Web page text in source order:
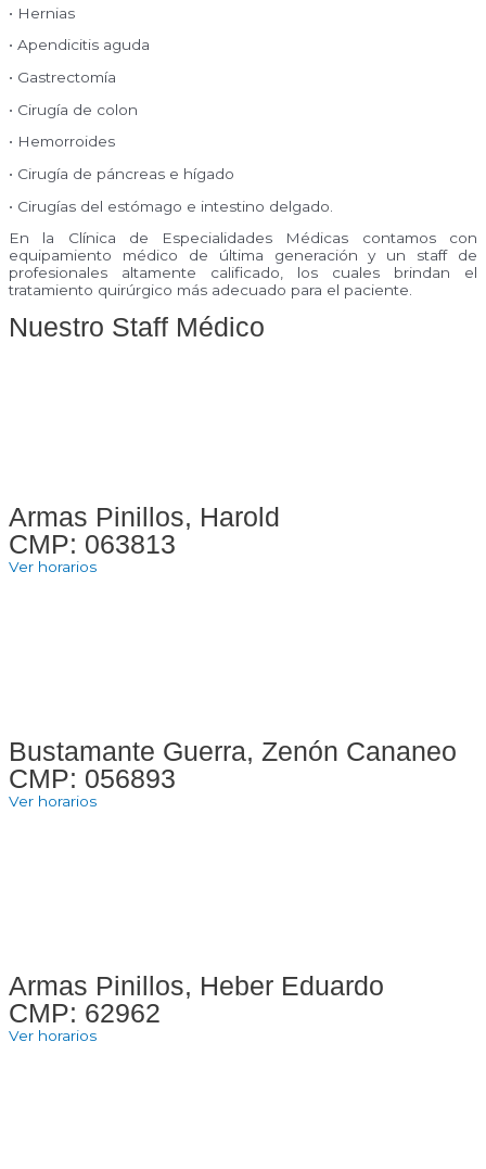
• Hernias
• Apendicitis aguda
• Gastrectomía
• Cirugía de colon
• Hemorroides
• Cirugía de páncreas e hígado
• Cirugías del estómago e intestino delgado.
En la Clínica de Especialidades Médicas contamos con
equipamiento médico de última generación y un staff de
profesionales altamente calificado, los cuales brindan el
tratamiento quirúrgico más adecuado para el paciente.
Nuestro Staff Médico
Armas Pinillos, Harold
CMP: 063813
Ver horarios
Bustamante Guerra, Zenón Cananeo
CMP: 056893
Ver horarios
Armas Pinillos, Heber Eduardo
CMP: 62962
Ver horarios